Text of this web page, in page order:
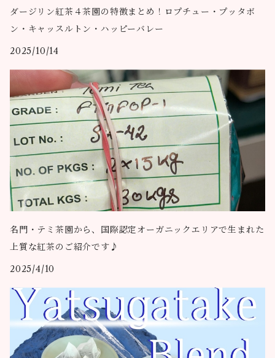
ダージリン紅茶４茶園の特徴まとめ！ロプチュー・プッタボ
ン・キャッスルトン・ハッピーバレー
2025/10/14
名門・テミ茶園から、国際認定オーガニックエリアで生まれた
上質な紅茶のご紹介です♪
2025/4/10